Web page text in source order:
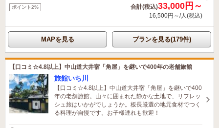
ポイント2% 合計(税込)33,000円～
16,500円～/人(税込)
MAPを見る プランを見る(179件)
【口コミ☆4.8以上】中山道大井宿「角屋」を継いで400年の老舗旅館
旅館いち川
【口コミ☆4.8以上】中山道大井宿「角屋」を継いで400
年の老舗旅館。山々に囲まれた静かな土地で、リフレッ
シュ旅はいかがでしょうか。板長厳選の地元食材でつく
る料理が自慢です。お子様連れも歓迎！